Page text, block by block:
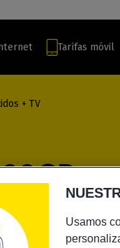
Tarifas móvil
+ TV
Usamos